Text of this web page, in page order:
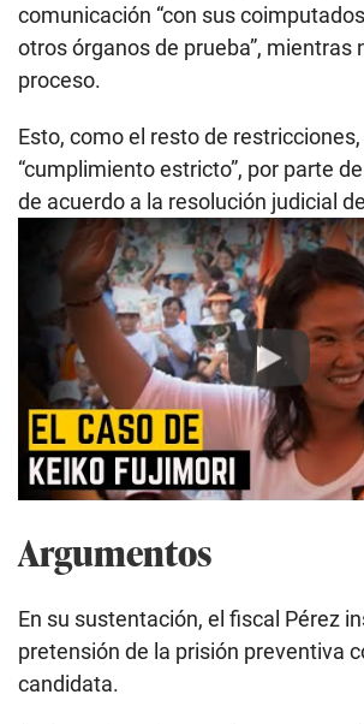
comunicación “con sus
otros órganos de prueba”, mientras
proceso.
Esto, como el resto de
“cumplimiento estricto”, por parte
de acuerdo a la resolución judicial
Play
Argumentos
En su sustentación, el fiscal Pérez
pretensión de la prisión preventiva
candidata.